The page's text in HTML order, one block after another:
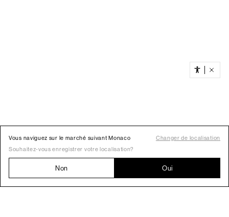
Vous naviguez sur le marché suivant Monaco
Changer de localisation
Souhaitez-vous enregistrer votre localisation?
Non Oui